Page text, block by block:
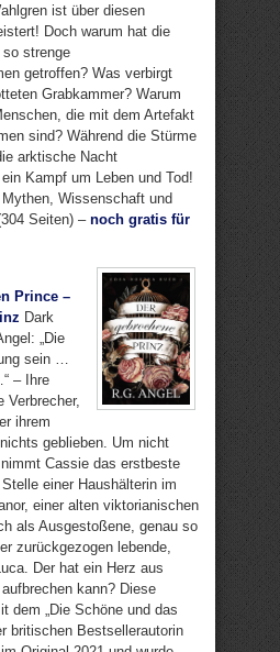
ist über diesen
Doch warum hat die
so strenge
getroffen? Was verbirgt
Grabkammer? Warum
die mit dem Artefakt
sind? Während die Stürme
arktische Nacht
Kampf um Leben und Tod!
Mythen, Wissenschaft und
Seiten) – noch gratis für
Prince –
Dark
„Die
sein …
– Ihre
Verbrecher,
ihrem
geblieben. Um nicht
Cassie das erstbeste
einer Haushälterin im
einer alten viktorianischen
als Ausgestoßene, genau so
zurückgezogen lebende,
Der hat ein Herz aus
kann? Diese
dem „Die Schöne und das
britischen Bestsellerautorin